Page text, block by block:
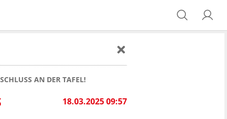
AN DER TAFEL!
18.03.2025 09:57